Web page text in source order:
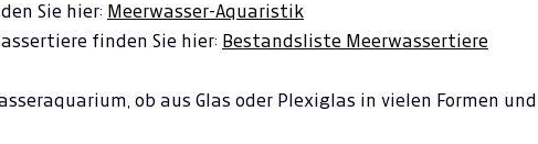
Sie hier: Meerwasser-Aquaristik
finden Sie hier: Bestandsliste Meerwassertiere
ob aus Glas oder Plexiglas in vielen Formen und